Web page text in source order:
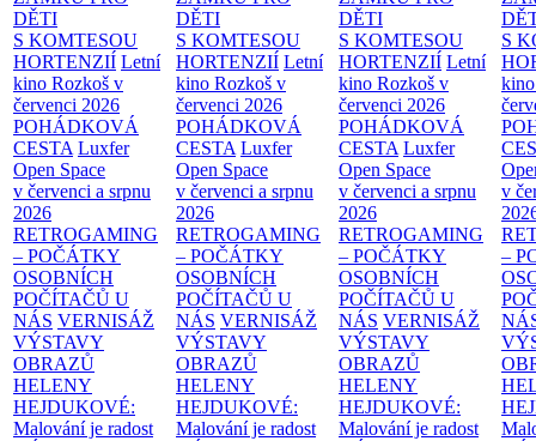
DĚTI
S KOMTESOU
HORTENZIÍ Letní
kino Rozkoš v
červenci 2026
POHÁDKOVÁ
CESTA Luxfer
Open Space
v červenci a srpnu
2026
RETROGAMING
– POČÁTKY
OSOBNÍCH
POČÍTAČŮ U
NÁS VERNISÁŽ
VÝSTAVY
OBRAZŮ
HELENY
HEJDUKOVÉ:
Malování je radost
DĚTI
S KOMTESOU
HORTENZIÍ Letní
kino Rozkoš v
červenci 2026
POHÁDKOVÁ
CESTA Luxfer
Open Space
v červenci a srpnu
2026
RETROGAMING
– POČÁTKY
OSOBNÍCH
POČÍTAČŮ U
NÁS VERNISÁŽ
VÝSTAVY
OBRAZŮ
HELENY
HEJDUKOVÉ:
Malování je radost
DĚTI
S KOMTESOU
HORTENZIÍ Letní
kino Rozkoš v
červenci 2026
POHÁDKOVÁ
CESTA Luxfer
Open Space
v červenci a srpnu
2026
RETROGAMING
– POČÁTKY
OSOBNÍCH
POČÍTAČŮ U
NÁS VERNISÁŽ
VÝSTAVY
OBRAZŮ
HELENY
HEJDUKOVÉ:
Malování je radost
S
v
–